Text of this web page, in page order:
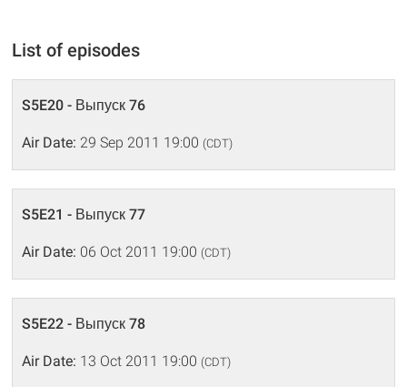
List of episodes
S5E20 - Выпуск 76
Air Date: 29 Sep 2011 19:00 (CDT)
S5E21 - Выпуск 77
Air Date: 06 Oct 2011 19:00 (CDT)
S5E22 - Выпуск 78
Air Date: 13 Oct 2011 19:00 (CDT)